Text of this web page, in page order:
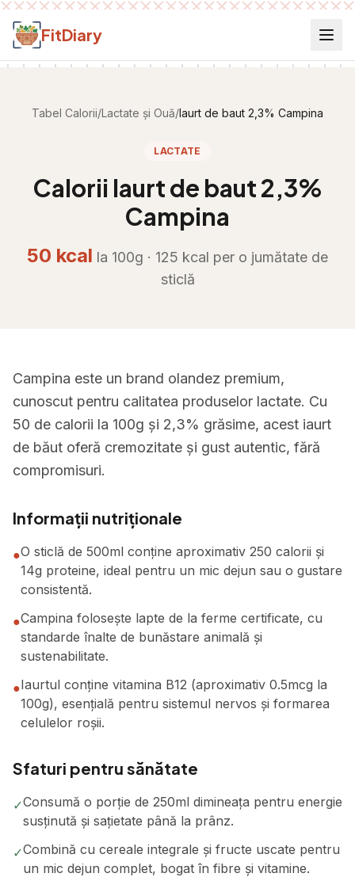
Salt la conținut
FitDiary
Tabel Calorii/Lactate și Ouă/Iaurt de baut 2,3% Campina
LACTATE
Calorii Iaurt de baut 2,3%
Campina
50 kcal la 100g · 125 kcal per o jumătate de
sticlă
Campina este un brand olandez premium,
cunoscut pentru calitatea produselor lactate. Cu
50 de calorii la 100g și 2,3% grăsime, acest iaurt
de băut oferă cremozitate și gust autentic, fără
compromisuri.
Informații nutriționale
●O sticlă de 500ml conține aproximativ 250 calorii și
14g proteine, ideal pentru un mic dejun sau o gustare
consistentă.
●Campina folosește lapte de la ferme certificate, cu
standarde înalte de bunăstare animală și
sustenabilitate.
●Iaurtul conține vitamina B12 (aproximativ 0.5mcg la
100g), esențială pentru sistemul nervos și formarea
celulelor roșii.
Sfaturi pentru sănătate
✓Consumă o porție de 250ml dimineața pentru energie
susținută și sațietate până la prânz.
✓Combină cu cereale integrale și fructe uscate pentru
un mic dejun complet, bogat în fibre și vitamine.